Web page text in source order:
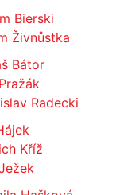
Bierski
Živnůstka
Bátor
Radecki
Kříž